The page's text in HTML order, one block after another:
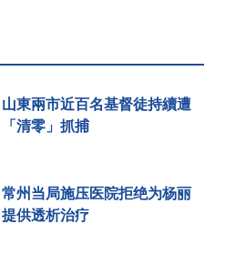
山東兩市近百名基督徒持續遭
「清零」抓捕
常州当局施压医院拒绝为杨丽
提供透析治疗